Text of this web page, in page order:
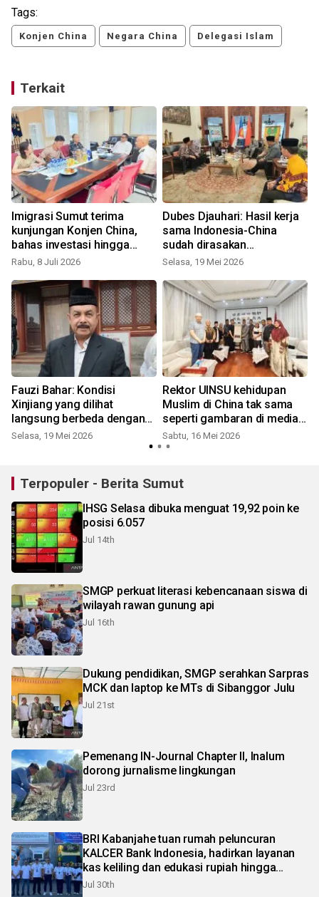
Tags:
Konjen China Negara China Delegasi Islam
Terkait
Imigrasi Sumut terima
kunjungan Konjen China,
bahas investasi hingga
pengawasan WNA
Rabu, 8 Juli 2026
Dubes Djauhari: Hasil kerja
sama Indonesia-China
sudah dirasakan
masyarakat
Selasa, 19 Mei 2026
Fauzi Bahar: Kondisi
Xinjiang yang dilihat
langsung berbeda dengan
isu di luar
Selasa, 19 Mei 2026
Rektor UINSU kehidupan
Muslim di China tak sama
seperti gambaran di media
sosial
Sabtu, 16 Mei 2026
Terpopuler - Berita Sumut
IHSG Selasa dibuka menguat 19,92 poin ke
posisi 6.057
Jul 14th
SMGP perkuat literasi kebencanaan siswa di
wilayah rawan gunung api
Jul 16th
Dukung pendidikan, SMGP serahkan Sarpras
MCK dan laptop ke MTs di Sibanggor Julu
Jul 21st
Pemenang IN-Journal Chapter II, Inalum
dorong jurnalisme lingkungan
Jul 23rd
BRI Kabanjahe tuan rumah peluncuran
KALCER Bank Indonesia, hadirkan layanan
kas keliling dan edukasi rupiah hingga
pelosok Karo
Jul 30th